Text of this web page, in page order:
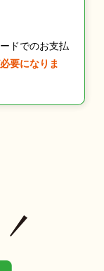
ドでのお支払
要になりま